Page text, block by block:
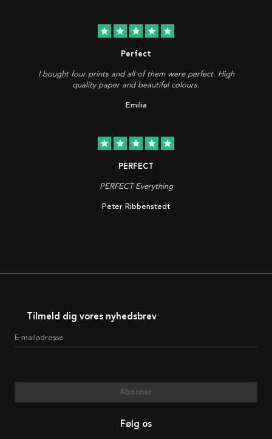
star star star star star
Perfect
I bought four prints and all of them were perfect. High
quality paper and beautiful colours.
Emilia
star star star star star
PERFECT
PERFECT Everything
Peter Ribbenstedt
Tilmeld dig vores nyhedsbrev
E-mailadresse
Abonner
Følg os